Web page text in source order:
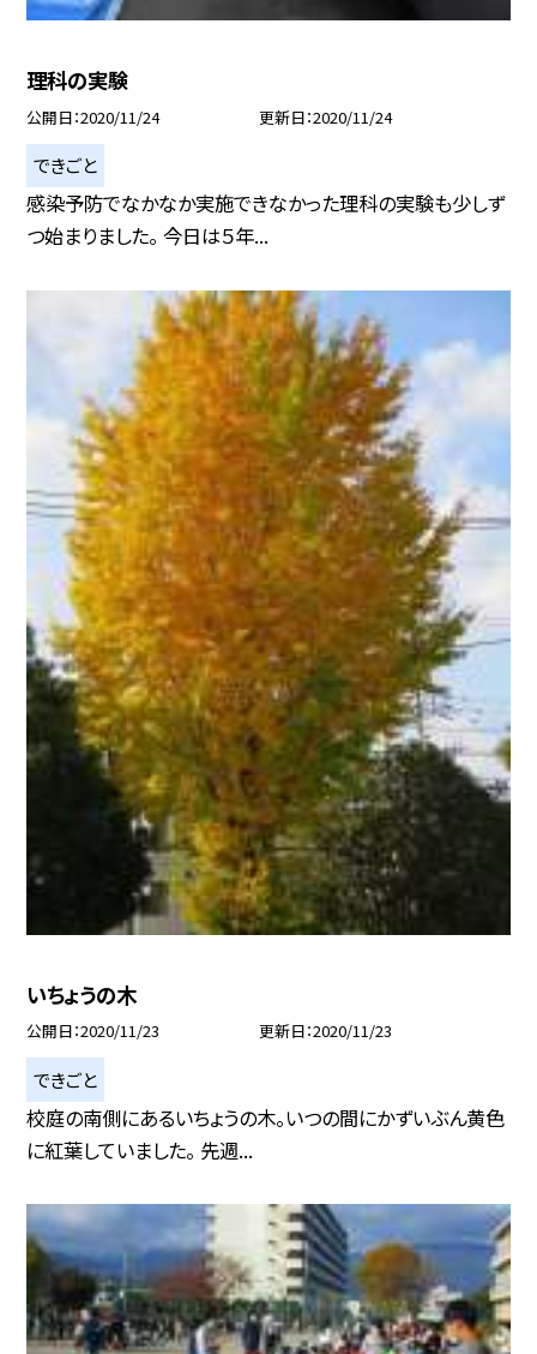
理科の実験
公開日 2020/11/24 更新日 2020/11/24
できごと
感染予防でなかなか実施できなかった理科の実験も少しず
つ始まりました。 今日は５年...
いちょうの木
公開日 2020/11/23 更新日 2020/11/23
できごと
校庭の南側にあるいちょうの木。いつの間にかずいぶん黄色
に紅葉していました。 先週...